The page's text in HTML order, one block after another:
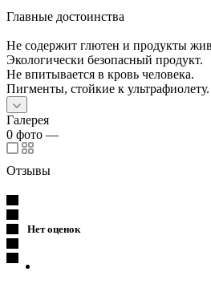
Главные достоинства
Не содержит глютен и продукты
Экологически безопасный продукт.
Не впитывается в кровь человека.
Пигменты, стойкие к ультрафиолету.
Галерея
0 фото —
Отзывы
Нет оценок